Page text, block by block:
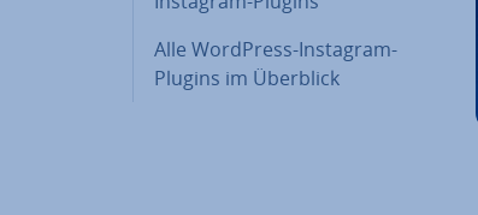
Alle WordPress-Instagram-
Plugins im Überblick